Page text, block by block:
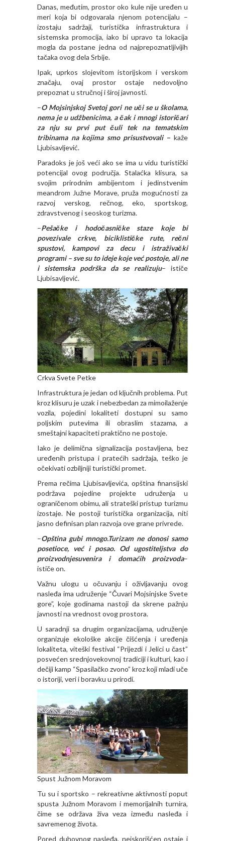
Danas, međutim, prostor oko kule nije uređen u
meri koja bi odgovarala njenom potencijalu –
izostaju sadržaji, turistička infrastruktura i
sistemska promocija, iako bi upravo ta lokacija
mogla da postane jedna od najprepoznatljivijih
tačaka ovog dela Srbije.
Ipak, uprkos slojevitom istorijskom i verskom
značaju, ovaj prostor ostaje nedovoljno
prepoznat u stručnoj i široj javnosti.
–O Mojsinjskoj Svetoj gori ne uči se u školama,
nema je u udžbenicima, a čak i mnogi istoričari
za nju su prvi put čuli tek na tematskim
tribinama na kojima smo prisustvovali– kaže
Ljubisavljević.
Paradoks je još veći ako se ima u vidu turistički
potencijal ovog područja. Stalaćka klisura, sa
svojim prirodnim ambijentom i jedinstvenim
meandrom Južne Morave, pruža mogućnosti za
razvoj verskog, rečnog, eko, sportskog,
zdravstvenog i seoskog turizma.
–Pešačke i hodočasničke staze koje bi
povezivale crkve, biciklističke rute, rečni
spustovi, kampovi za decu i istraživački
programi – sve su to ideje koje već postoje, ali ne
i sistemska podrška da se realizuju– ističe
Ljubisavljević.
Crkva Svete Petke
Infrastruktura je jedan od ključnih problema. Put
kroz klisuru je uzak i nebezbedan za mimoilaženje
vozila, pojedini lokaliteti dostupni su samo
poljskim putevima ili obraslim stazama, a
smeštajni kapaciteti praktično ne postoje.
Iako je delimična signalizacija postavljena, bez
uređenih pristupa i pratećih sadržaja, teško je
očekivati ozbiljniji turistički promet.
Prema rečima Ljubisavljevića, opština finansijski
podržava pojedine projekte udruženja u
ograničenom obimu, ali strateški pristup turizmu
izostaje. Ne postoji turistička organizacija, niti
jasno definisan plan razvoja ove grane privrede.
–Opština gubi mnogo.Turizam ne donosi samo
posetioce, već i posao. Od ugostiteljstva do
proizvodnjesuvenira i domaćih proizvoda–
ističe on.
Važnu ulogu u očuvanju i oživljavanju ovog
nasleđa ima udruženje “Čuvari Mojsinjske Svete
gore”, koje godinama nastoji da skrene pažnju
javnosti na vrednost ovog prostora.
U saradnji sa drugim organizacijama, udruženje
organizuje ekološke akcije čišćenja i uređenja
lokaliteta, viteški festival “Prijezdi i Jelici u čast”
posvećen srednjovekovnoj tradiciji i kulturi, kao i
dečiji kamp “Spasilačko zvono” kroz koji mladi uče
o istoriji, veri i boravku u prirodi.
Spust Južnom Moravom
Tu su i sportsko – rekreativne aktivnosti poput
spusta Južnom Moravom i memorijalnih turnira,
čime se održava živa veza između nasleđa i
savremenog života.
Pored duhovnog nasleđa, neiskorišćen ostaje i